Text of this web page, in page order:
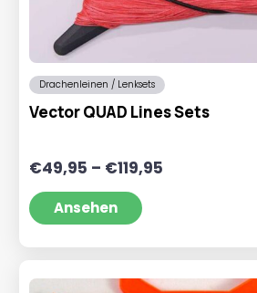
Drachenleinen / Lenksets
Vector QUAD Lines Sets
€49,95 – €119,95Preisspanne:
Ansehen